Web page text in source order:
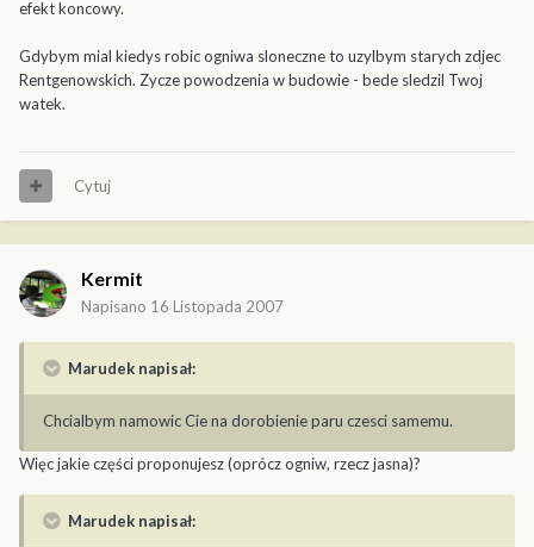
efekt koncowy.
Gdybym mial kiedys robic ogniwa sloneczne to uzylbym starych zdjec
Rentgenowskich. Zycze powodzenia w budowie - bede sledzil Twoj
watek.
Cytuj
Kermit
Napisano 16 Listopada 2007
Marudek napisał:
Chcialbym namowic Cie na dorobienie paru czesci samemu.
Więc jakie części proponujesz (oprócz ogniw, rzecz jasna)?
Marudek napisał: